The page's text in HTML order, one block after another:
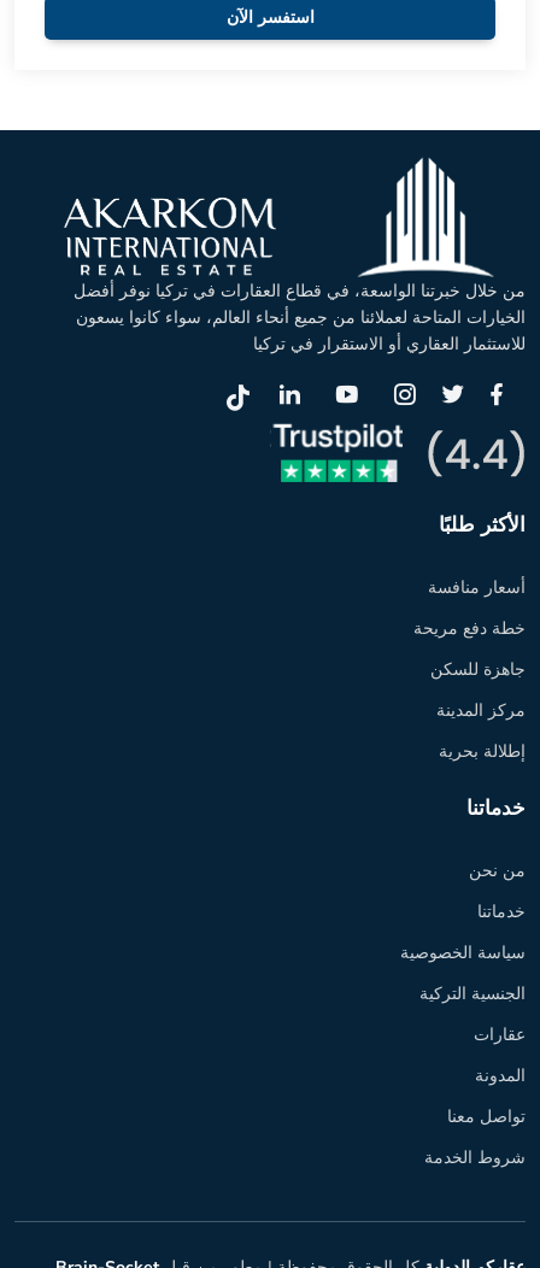
استفسر الآن
من خلال خبرتنا الواسعة، في قطاع العقارات في تركيا نوفر أفضل
الخيارات المتاحة لعملائنا من جميع أنحاء العالم، سواء كانوا يسعون
للاستثمار العقاري أو الاستقرار في تركيا
الأكثر طلبًا
أسعار منافسة
خطة دفع مريحة
جاهزة للسكن
مركز المدينة
إطلالة بحرية
خدماتنا
من نحن
خدماتنا
سياسة الخصوصية
الجنسية التركية
عقارات
المدونة
تواصل معنا
شروط الخدمة